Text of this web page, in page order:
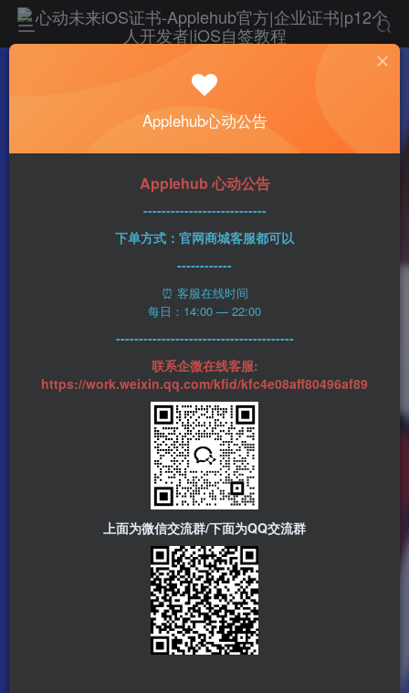
科技资讯
分析师：iPhone 16 Pro机型的比例将提高至
19.6：9
2023-05-31 n1ght_Ra1n
Applehub心动公告
Applehub 心动公告
---------------------------
下单方式：官网商城客服都可以
------------
⏰ 客服在线时间
每日：14:00 — 22:00
---------------------------------------
联系企微在线客服:
https://work.weixin.qq.com/kfid/kfc4e08aff80496af89
上面为微信交流群/下面为QQ交流群